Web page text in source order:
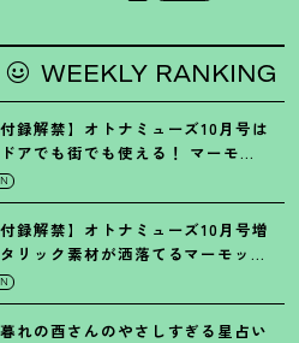
WEEKLY RANKING
付録解禁】オトナミューズ10月号は
アでも街でも使える ！ マーモッ
ョルダー
付録解禁】オトナミューズ10月号増
リック素材が洒落てるマーモット
ッグ
れの酉さんのやさしすぎる星占い